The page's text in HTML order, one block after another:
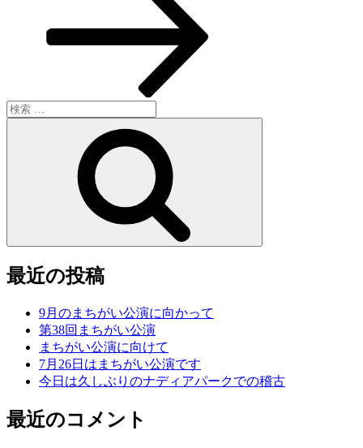
検
索:
最近の投稿
9月のまちがい公演に向かって
第38回まちがい公演
まちがい公演に向けて
7月26日はまちがい公演です
今日は久しぶりのナディアパークでの稽古
最近のコメント